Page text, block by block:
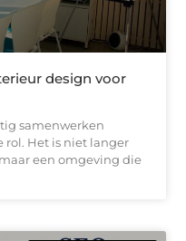
design voor
samenwerken
rol. Het is niet langer
een omgeving die